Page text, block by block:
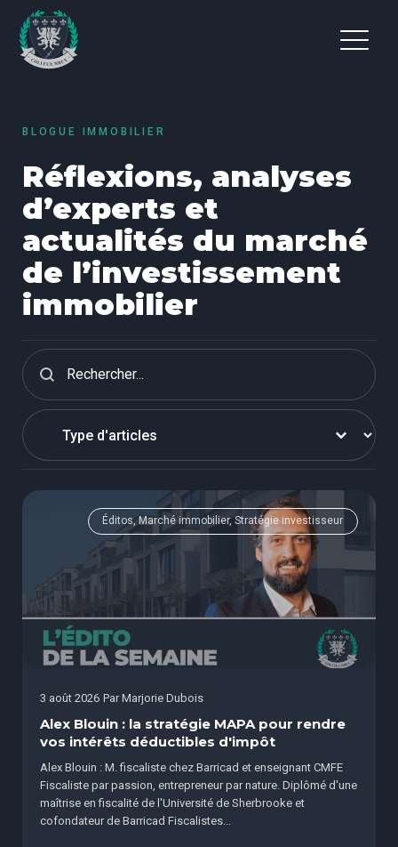
BLOGUE IMMOBILIER
Réflexions, analyses
d’experts et
actualités du marché
de l’investissement
immobilier
Recherche - Blogue
Search content
Select content
Éditos, Marché immobilier, Stratégie investisseur
3 août 2026 Par Marjorie Dubois
Alex Blouin : la stratégie MAPA pour rendre
vos intérêts déductibles d'impôt
Alex Blouin : M. fiscaliste chez Barricad et enseignant CMFE
Fiscaliste par passion, entrepreneur par nature. Diplômé d'une
maîtrise en fiscalité de l'Université de Sherbrooke et
cofondateur de Barricad Fiscalistes...